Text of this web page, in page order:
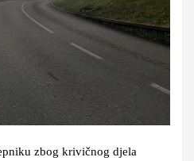
zbog krivičnog djela